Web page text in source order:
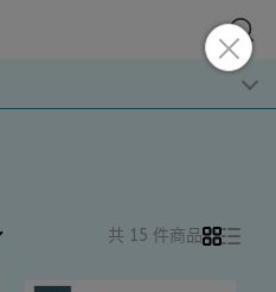
共 15 件商品